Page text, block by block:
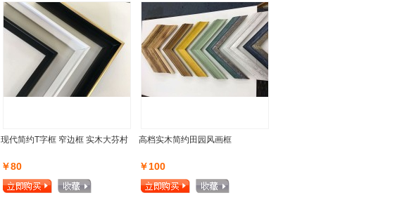
现代简约T字框 窄边框 实木大芬村
￥80
高档实木简约田园风画框
￥100